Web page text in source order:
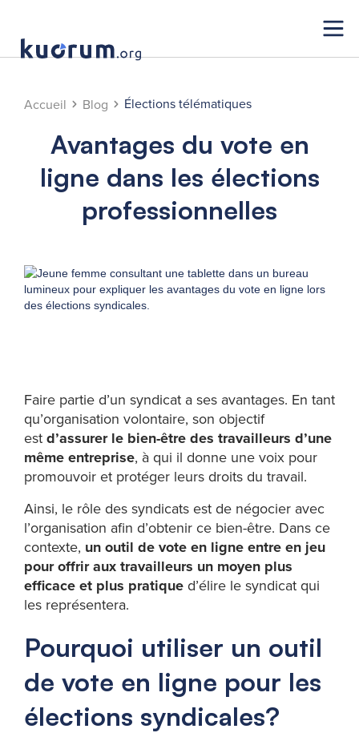
Accueil Blog Élections télématiques
Avantages du vote en
ligne dans les élections
professionnelles
Faire partie d’un syndicat a ses avantages. En tant
qu’organisation volontaire, son objectif
estd’assurer le bien-être des travailleurs d’une
même entreprise, à qui il donne une voix pour
promouvoir et protéger leurs droits du travail.
Ainsi, le rôle des syndicats est de négocier avec
l’organisation afin d’obtenir ce bien-être. Dans ce
contexte, un outil de vote en ligne entre en jeu
pour offrir aux travailleurs un moyen plus
efficace et plus pratiqued’élire le syndicat qui
les représentera.
Pourquoi utiliser un outil
de vote en ligne pour les
élections syndicales?